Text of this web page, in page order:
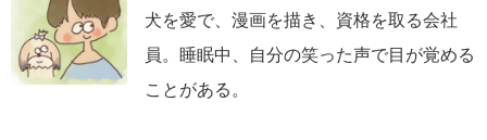
犬を愛で、漫画を描き、資格を取る会社
員。睡眠中、自分の笑った声で目が覚める
ことがある。